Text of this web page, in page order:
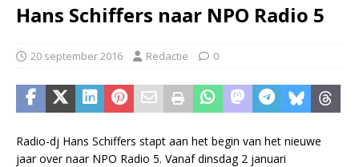
Hans Schiffers naar NPO Radio 5
20 september 2016 Redactie 0
Radio-dj Hans Schiffers stapt aan het begin van het nieuwe
jaar over naar NPO Radio 5. Vanaf dinsdag 2 januari